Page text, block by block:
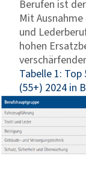
Berufen ist
Mit
und
hohen
Tabelle 1:
(55+) 2024 in